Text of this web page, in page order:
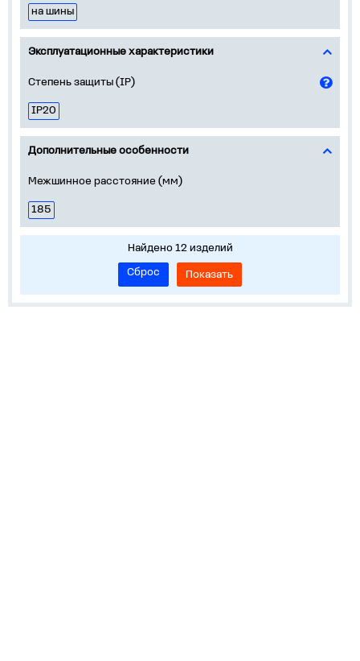
на шины
Эксплуатационные характеристики
Степень защиты (IP)
IP20
Дополнительные особенности
Межшинное расстояние (мм)
185
Найдено 12 изделий
Сброс
Показать